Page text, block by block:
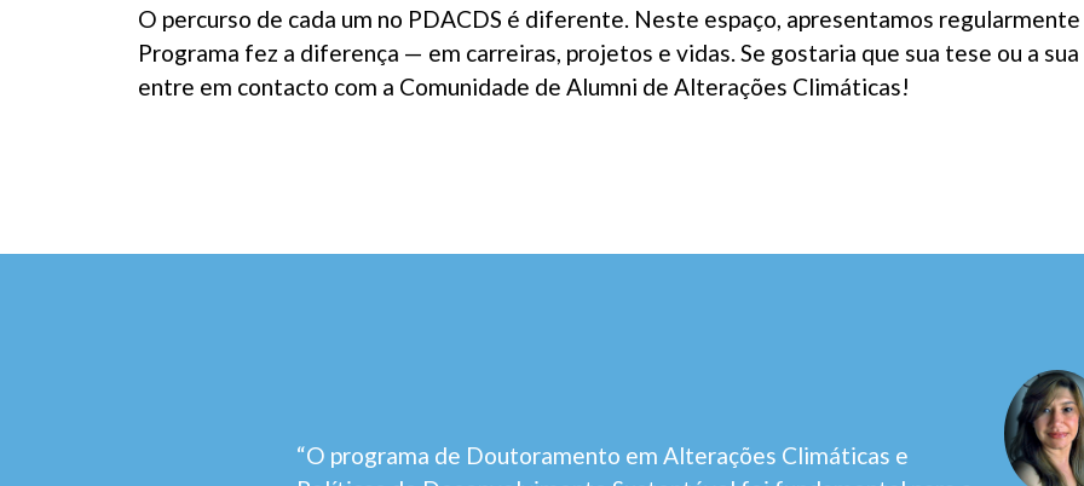
O percurso de cada um no PDACDS é diferente. Neste espaço, apresentamos
Programa fez a diferença — em carreiras, projetos e vidas. Se gostaria que sua tese ou a
entre em contacto com a Comunidade de Alumni de Alterações Climáticas!
“O programa de Doutoramento em Alterações Climáticas e